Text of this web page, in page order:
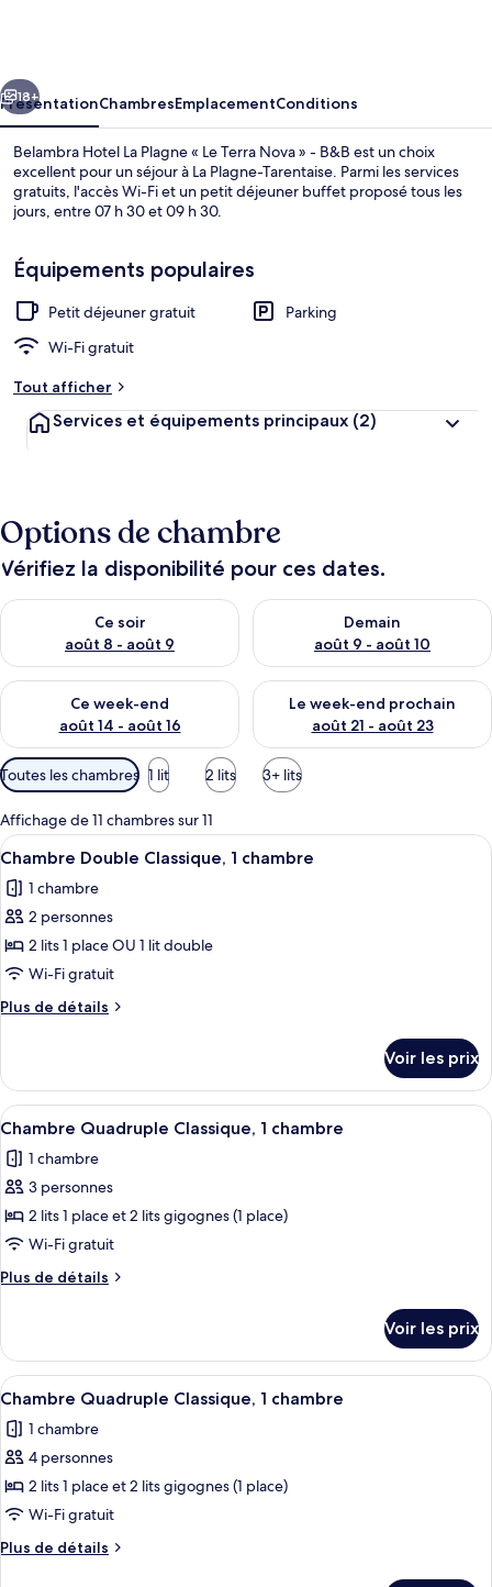
«
Le
Terra
Nova
B&B
Suivant
18+
PrésentationChambresEmplacementConditions
Belambra Hotel La Plagne « Le Terra Nova » - B&B est un choix
excellent pour un séjour à La Plagne-Tarentaise. Parmi les services
gratuits, l'accès Wi-Fi et un petit déjeuner buffet proposé tous les
jours, entre 07 h 30 et 09 h 30.
Équipements populaires
Petit déjeuner gratuit
Parking
Wi-Fi gratuit
Tout afficher
Services et équipements principaux (2)
Options de chambre
Vérifiez la disponibilité pour ces dates.
Ce soir
août 8 - août 9
Vérifier la disponibilité pour ce soir août 8 - août 9
Demain
août 9 - août 10
Vérifier la disponibilité pour
Ce week-end
août 14 - août 16
Vérifier la disponibilité pour ce week-end août 14 - août 16
Le week-end prochain
août 21 - août 23
Vérifier la disponibilité pour
Filtres
disponibles
pour
les
chambres
Toutes les chambres 1 lit 2 lits 3+ lits
Affichage de 11 chambres sur 11
Afficher
toutes
les
photos
pour
ce
type
de
Chambre
Double
Classique,
chambre
Chambre Double Classique, 1
4
Chambre Double Classique, 1 chambre
1 chambre
2 personnes
2 lits 1 place OU 1 lit double
Wi-Fi gratuit
Plus de détails
Plus
le
type
de
Chambre
Double
chambre
Voir les prix
Afficher
toutes
les
photos
pour
ce
type
de
Chambre
Quadruple
Classique,
chambre
3
Chambre Quadruple Classique, 1 chambre
1 chambre
3 personnes
2 lits 1 place et 2 lits gigognes (1 place)
Wi-Fi gratuit
Plus de détails
Plus
le
type
de
Chambre
Quadruple
chambre
Voir les prix
Afficher
toutes
les
photos
pour
ce
type
de
3
Chambre Quadruple Classique, 1 chambre
1 chambre
4 personnes
2 lits 1 place et 2 lits gigognes (1 place)
Wi-Fi gratuit
Plus de détails
Plus